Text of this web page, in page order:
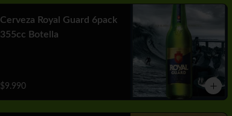
Cerveza Royal Guard 6pack
355cc Botella
$9.990